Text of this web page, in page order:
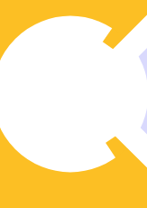
Analiza wyników
Tracker majątku
Alternatywa dla Excela
Bezpieczeństwo i